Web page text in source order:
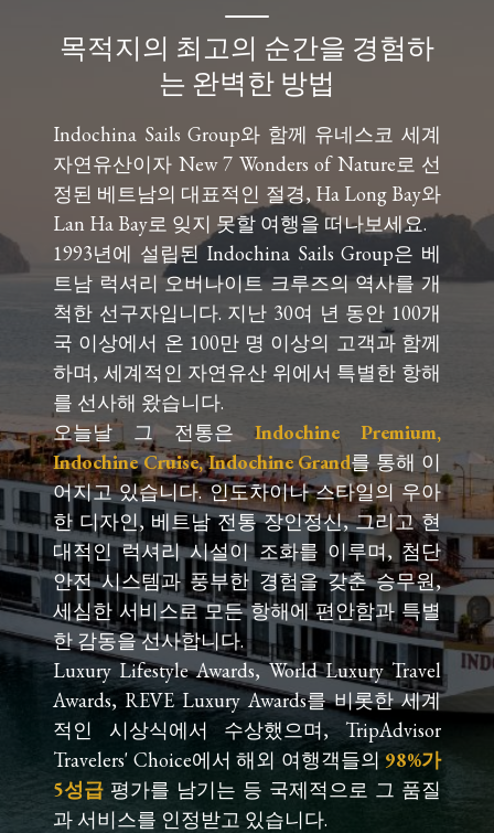
목적지의 최고의 순간을 경험하
는 완벽한 방법
Indochina Sails Group와 함께 유네스코 세계
자연유산이자 New 7 Wonders of Nature로 선
정된 베트남의 대표적인 절경, Ha Long Bay와
Lan Ha Bay로 잊지 못할 여행을 떠나보세요.
1993년에 설립된 Indochina Sails Group은 베
트남 럭셔리 오버나이트 크루즈의 역사를 개
척한 선구자입니다. 지난 30여 년 동안 100개
국 이상에서 온 100만 명 이상의 고객과 함께
하며, 세계적인 자연유산 위에서 특별한 항해
를 선사해 왔습니다.
오늘날 그 전통은 Indochine Premium,
Indochine Cruise, Indochine Grand를 통해 이
어지고 있습니다. 인도차이나 스타일의 우아
한 디자인, 베트남 전통 장인정신, 그리고 현
대적인 럭셔리 시설이 조화를 이루며, 첨단
안전 시스템과 풍부한 경험을 갖춘 승무원,
세심한 서비스로 모든 항해에 편안함과 특별
한 감동을 선사합니다.
Luxury Lifestyle Awards, World Luxury Travel
Awards, REVE Luxury Awards를 비롯한 세계
적인 시상식에서 수상했으며, TripAdvisor
Travelers' Choice에서 해외 여행객들의 98%가
5성급 평가를 남기는 등 국제적으로 그 품질
과 서비스를 인정받고 있습니다.